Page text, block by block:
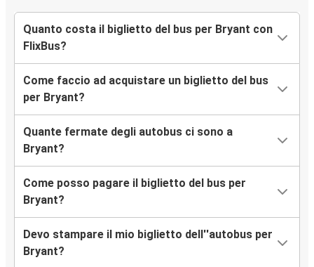
Quanto costa il biglietto del bus per Bryant con
FlixBus?
Come faccio ad acquistare un biglietto del bus
per Bryant?
Quante fermate degli autobus ci sono a
Bryant?
Come posso pagare il biglietto del bus per
Bryant?
Devo stampare il mio biglietto dell''autobus per
Bryant?